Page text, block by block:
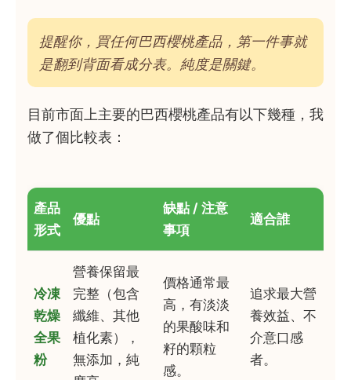
提醒你，買任何巴西櫻桃產品，第一件事就
是翻到背面看成分表。純度是關鍵。
目前市面上主要的巴西櫻桃產品有以下幾種，我
做了個比較表：
產品
形式
優點
缺點 / 注意
事項
適合誰
冷凍
乾燥
全果
粉
營養保留最
完整（包含
纖維、其他
植化素），
無添加，純
價格通常最
高，有淡淡
的果酸味和
籽的顆粒
感。
追求最大營
養效益、不
介意口感
者。